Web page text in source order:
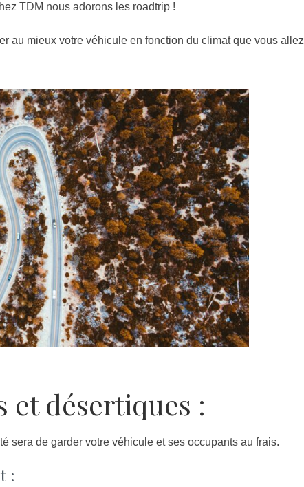
TDM nous adorons les roadtrip !
au mieux votre véhicule en fonction du climat que vous allez
et désertiques :
sera de garder votre véhicule et ses occupants au frais.
: